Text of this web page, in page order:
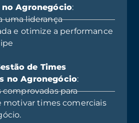
no Agronegócio:
uma liderança
e otimize a performance
de Times
no Agronegócio:
comprovadas para
motivar times comerciais